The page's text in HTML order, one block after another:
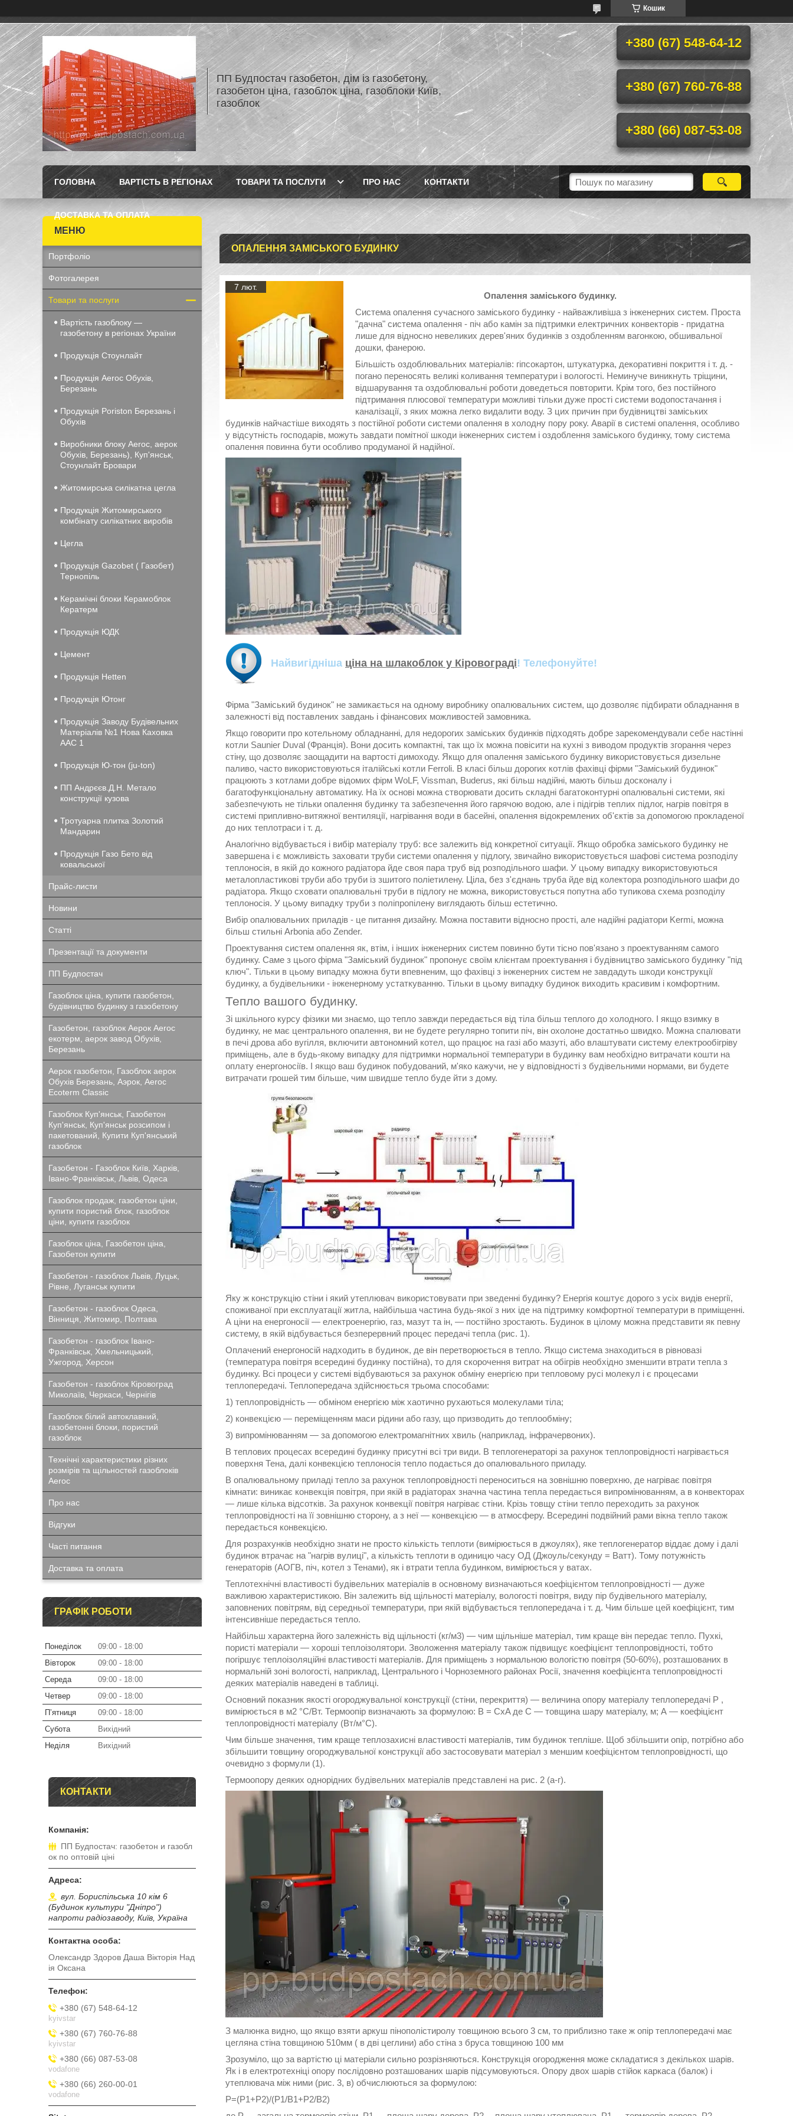
Кошик
ПП Будпостач газобетон, дім із газобетону,
газобетон ціна, газоблок ціна, газоблоки Київ,
газоблок
+380 (67) 548-64-12
+380 (67) 760-76-88
+380 (66) 087-53-08
ГОЛОВНА ВАРТІСТЬ В РЕГІОНАХ ТОВАРИ ТА ПОСЛУГИ ПРО НАС КОНТАКТИ
ДОСТАВКА ТА ОПЛАТА
ОПАЛЕННЯ ЗАМІСЬКОГО БУДИНКУ
7 лют.
Опалення заміського будинку.
Система опалення сучасного заміського будинку - найважливіша з інженерних систем. Проста
"дачна" система опалення - піч або камін за підтримки електричних конвекторів - придатна
лише для відносно невеликих дерев'яних будинків з оздобленням вагонкою, обшивальної
дошки, фанерою.
Більшість оздоблювальних матеріалів: гіпсокартон, штукатурка, декоративні покриття і т. д. -
погано переносять великі коливання температури і вологості. Неминуче виникнуть тріщини,
відшарування та оздоблювальні роботи доведеться повторити. Крім того, без постійного
підтримання плюсової температури можливі тільки дуже прості системи водопостачання і
каналізації, з яких можна легко видалити воду. З цих причин при будівництві заміських
будинків найчастіше виходять з постійної роботи системи опалення в холодну пору року. Аварії в системі опалення, особливо
у відсутність господарів, можуть завдати помітної шкоди інженерних систем і оздоблення заміського будинку, тому система
опалення повинна бути особливо продуманої й надійної.
Найвигідніша ціна на шлакоблок у Кіровограді! Телефонуйте!
Фірма "Заміський будинок" не замикається на одному виробнику опалювальних систем, що дозволяє підбирати обладнання в
залежності від поставлених завдань і фінансових можливостей замовника.
Якщо говорити про котельному обладнанні, для недорогих заміських будинків підходять добре зарекомендували себе настінні
котли Saunier Duval (Франція). Вони досить компактні, так що їх можна повісити на кухні з виводом продуктів згорання через
стіну, що дозволяє заощадити на вартості димоходу. Якщо для опалення заміського будинку використовується дизельне
паливо, часто використовуються італійські котли Ferroli. В класі більш дорогих котлів фахівці фірми "Заміський будинок"
працюють з котлами добре відомих фірм WoLF, Vissman, Buderus, які більш надійні, мають більш досконалу і
багатофункціональну автоматику. На їх основі можна створювати досить складні багатоконтурні опалювальні системи, які
забезпечують не тільки опалення будинку та забезпечення його гарячою водою, але і підігрів теплих підлог, нагрів повітря в
системі припливно-витяжної вентиляції, нагрівання води в басейні, опалення відокремлених об'єктів за допомогою прокладеної
до них теплотраси і т. д.
Аналогічно відбувається і вибір матеріалу труб: все залежить від конкретної ситуації. Якщо обробка заміського будинку не
завершена і є можливість заховати труби системи опалення у підлогу, звичайно використовується шафові система розподілу
теплоносія, в якій до кожного радіатора йде своя пара труб від розподільного шафи. У цьому випадку використовуються
металопластикові труби або труби із зшитого поліетилену. Ціла, без з'єднань труба йде від колектора розподільного шафи до
радіатора. Якщо сховати опалювальні труби в підлогу не можна, використовується попутна або тупикова схема розподілу
теплоносія. У цьому випадку труби з поліпропілену виглядають більш естетично.
Вибір опалювальних приладів - це питання дизайну. Можна поставити відносно прості, але надійні радіатори Kermi, можна
більш стильні Arbonia або Zender.
Проектування систем опалення як, втім, і інших інженерних систем повинно бути тісно пов'язано з проектуванням самого
будинку. Саме з цього фірма "Заміський будинок" пропонує своїм клієнтам проектування і будівництво заміського будинку "під
ключ". Тільки в цьому випадку можна бути впевненим, що фахівці з інженерних систем не завдадуть шкоди конструкції
будинку, а будівельники - інженерному устаткуванню. Тільки в цьому випадку будинок виходить красивим і комфортним.
Тепло вашого будинку.
Зі шкільного курсу фізики ми знаємо, що тепло завжди передається від тіла більш теплого до холодного. І якщо взимку в
будинку, не має центрального опалення, ви не будете регулярно топити піч, він охолоне достатньо швидко. Можна спалювати
в печі дрова або вугілля, включити автономний котел, що працює на газі або мазуті, або влаштувати систему електрообігріву
приміщень, але в будь-якому випадку для підтримки нормальної температури в будинку вам необхідно витрачати кошти на
оплату енергоносіїв. І якщо ваш будинок побудований, м'яко кажучи, не у відповідності з будівельними нормами, ви будете
витрачати грошей тим більше, чим швидше тепло буде йти з дому.
Яку ж конструкцію стіни і який утеплювач використовувати при зведенні будинку? Енергія коштує дорого з усіх видів енергії,
споживаної при експлуатації житла, найбільша частина будь-якої з них іде на підтримку комфортної температури в приміщенні.
А ціни на енергоносії — електроенергію, газ, мазут та ін, — постійно зростають. Будинок в цілому можна представити як певну
систему, в якій відбувається безперервний процес передачі тепла (рис. 1).
Оплачений енергоносій надходить в будинок, де він перетворюється в тепло. Якщо система знаходиться в рівновазі
(температура повітря всередині будинку постійна), то для скорочення витрат на обігрів необхідно зменшити втрати тепла з
будинку. Всі процеси у системі відбуваються за рахунок обміну енергією при тепловому русі молекул і є процесами
теплопередачі. Теплопередача здійснюється трьома способами:
1) теплопровідність — обміном енергією між хаотично рухаються молекулами тіла;
2) конвекцією — переміщенням маси рідини або газу, що призводить до теплообміну;
3) випромінюванням — за допомогою електромагнітних хвиль (наприклад, інфрачервоних).
В теплових процесах всередині будинку присутні всі три види. В теплогенераторі за рахунок теплопровідності нагрівається
поверхня Тена, далі конвекцією теплоносія тепло подається до опалювального приладу.
В опалювальному приладі тепло за рахунок теплопровідності переноситься на зовнішню поверхню, де нагріває повітря
кімнати: виникає конвекція повітря, при якій в радіаторах значна частина тепла передається випромінюванням, а в конвекторах
— лише кілька відсотків. За рахунок конвекції повітря нагріває стіни. Крізь товщу стіни тепло переходить за рахунок
теплопровідності на її зовнішню сторону, а з неї — конвекцією — в атмосферу. Всередині подвійний рами вікна тепло також
передається конвекцією.
Для розрахунків необхідно знати не просто кількість теплоти (вимірюється в джоулях), яке теплогенератор віддає дому і далі
будинок втрачає на "нагрів вулиці", а кількість теплоти в одиницю часу ОД (Джоуль/секунду = Ватт). Тому потужність
генераторів (АОГВ, піч, котел з Тенами), як і втрати тепла будинком, вимірюється у ватах.
Теплотехнічні властивості будівельних матеріалів в основному визначаються коефіцієнтом теплопровідності — дуже
важливою характеристикою. Він залежить від щільності матеріалу, вологості повітря, виду пір будівельного матеріалу,
заповнених повітрям, від середньої температури, при якій відбувається теплопередача і т. д. Чим більше цей коефіцієнт, тим
інтенсивніше передається тепло.
Найбільш характерна його залежність від щільності (кг/м3) — чим щільніше матеріал, тим краще він передає тепло. Пухкі,
пористі матеріали — хороші теплоізолятори. Зволоження матеріалу також підвищує коефіцієнт теплопровідності, тобто
погіршує теплоізоляційні властивості матеріалів. Для приміщень з нормальною вологістю повітря (50-60%), розташованих в
нормальній зоні вологості, наприклад, Центрального і Чорноземного районах Росії, значення коефіцієнта теплопровідності
деяких матеріалів наведені в таблиці.
Основний показник якості огороджувальної конструкції (стіни, перекриття) — величина опору матеріалу теплопередачі Р ,
вимірюється в м2 °С/Вт. Термоопір визначають за формулою: В = CxA де C — товщина шару матеріалу, м; А — коефіцієнт
теплопровідності матеріалу (Вт/м°С).
Чим більше значення, тим краще теплозахисні властивості матеріалів, тим будинок тепліше. Щоб збільшити опір, потрібно або
збільшити товщину огороджувальної конструкції або застосовувати матеріал з меншим коефіцієнтом теплопровідності, що
очевидно з формули (1).
Термоопору деяких однорідних будівельних матеріалів представлені на рис. 2 (а-г).
З малюнка видно, що якщо взяти аркуш пінополістиролу товщиною всього 3 см, то приблизно таке ж опір теплопередачі має
цегляна стіна товщиною 510мм ( в дві цеглини) або стіна з бруса товщиною 100 мм
Зрозуміло, що за вартістю ці матеріали сильно розрізняються. Конструкція огородження може складатися з декількох шарів.
Як і в електротехніці опору послідовно розташованих шарів підсумовуються. Опору двох шарів стійок каркаса (балок) і
утеплювача між ними (рис. 3, в) обчислюються за формулою:
Р=(Р1+Р2)/(Р1/В1+Р2/В2)
Портфоліо
Фотогалерея
Товари та послуги
Вартість газоблоку —
газобетону в регіонах України
Продукція Стоунлайт
Продукція Aeroc Обухів,
Березань
Продукція Poriston Березань і
Обухів
Виробники блоку Aeroc, аерок
Обухів, Березань), Куп'янськ,
Стоунлайт Бровари
Житомирська силікатна цегла
Продукція Житомирського
комбінату силікатних виробів
Цегла
Продукція Gazobet ( Газобет)
Тернопіль
Керамічні блоки Керамоблок
Кератерм
Продукція ЮДК
Цемент
Продукція Hеtten
Продукція Ютонг
Продукція Заводу Будівельних
Матеріалів №1 Нова Каховка
ААС 1
Продукція Ю-тон (ju-ton)
ПП Андрєєв.Д.Н. Метало
конструкції кузова
Тротуарна плитка Золотий
Мандарин
Продукція Газо Бето від
ковальської
Прайс-листи
Новини
Статті
Презентації та документи
ПП Будпостач
Газоблок ціна, купити газобетон,
будівництво будинку з газобетону
Газобетон, газоблок Аерок Aeroc
екотерм, аерок завод Обухів,
Березань
Аерок газобетон, Газоблок аерок
Обухів Березань, Аэрок, Aeroc
Ecoterm Classic
Газоблок Куп'янськ, Газобетон
Куп'янськ, Куп'янськ розсипом і
пакетований, Купити Куп'янський
газоблок
Газобетон - Газоблок Київ, Харків,
Івано-Франківськ, Львів, Одеса
Газоблок продаж, газобетон ціни,
купити пористий блок, газоблок
ціни, купити газоблок
Газоблок ціна, Газобетон ціна,
Газобетон купити
Газобетон - газоблок Львів, Луцьк,
Рівне, Луганськ купити
Газобетон - газоблок Одеса,
Вінниця, Житомир, Полтава
Газобетон - газоблок Івано-
Франківськ, Хмельницький,
Ужгород, Херсон
Газобетон - газоблок Кіровоград
Миколаїв, Черкаси, Чернігів
Газоблок білий автоклавний,
газобетонні блоки, пористий
газоблок
Технічні характеристики різних
розмірів та щільностей газоблоків
Aeroc
Про нас
Відгуки
Часті питання
Доставка та оплата
ГРАФІК РОБОТИ
Понеділок 09:00
18:00
Вівторок
09:00
18:00
Середа
09:00
18:00
Четвер
09:00
18:00
Пʼятниця
09:00
18:00
Субота
Вихідний
Неділя
Вихідний
КОНТАКТИ
ПП Будпостач: газобетон и газобл
ок по оптовій ціні
вул. Бориспільська 10 кім 6
(Будинок культури "Дніпро")
напроти радіозаводу, Київ, Україна
Олександр Здоров Даша Вікторія Над
ія Оксана
+380 (67) 548-64-12
kyivstar
+380 (67) 760-76-88
kyivstar
+380 (66) 087-53-08
vodafone
+380 (66) 260-00-01
vodafone